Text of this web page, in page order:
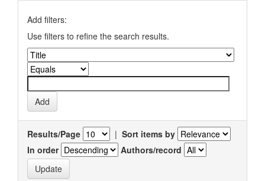
Add filters:
Use filters to refine the search results.
Results/Page | Sort items by
In order
Authors/record